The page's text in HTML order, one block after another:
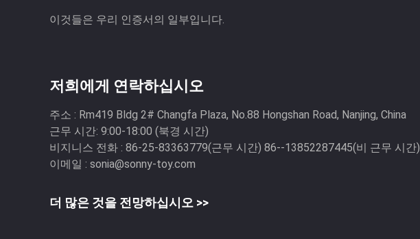
이것들은 우리 인증서의 일부입니다.
저희에게 연락하십시오
주소 : Rm419 Bldg 2# Changfa Plaza, No.88 Hongshan Road, Nanjing, China
근무 시간: 9:00-18:00 (북경 시간)
비지니스 전화 : 86-25-83363779(근무 시간) 86--13852287445(비 근무 시간)
이메일 : sonia@sonny-toy.com
더 많은 것을 전망하십시오 >>